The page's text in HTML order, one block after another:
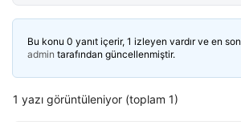
Bu konu 0 yanıt içerir, 1 izleyen vardır ve en son
admin tarafından güncellenmiştir.
1 yazı görüntüleniyor (toplam 1)